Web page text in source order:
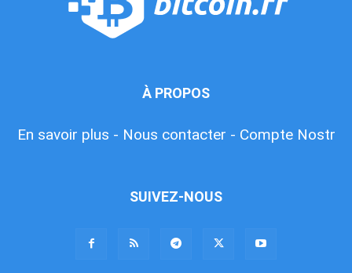
À PROPOS
En savoir plus - Nous contacter - Compte Nostr
SUIVEZ-NOUS